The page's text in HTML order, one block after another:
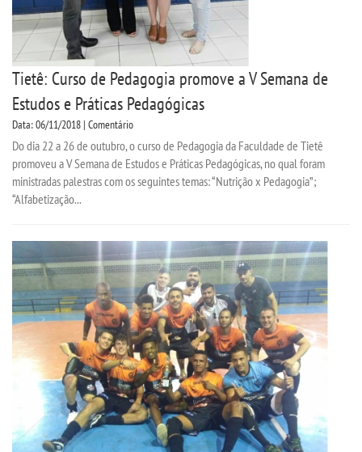
Tietê: Curso de Pedagogia promove a V Semana de
Estudos e Práticas Pedagógicas
Data: 06/11/2018 | Comentário
Do dia 22 a 26 de outubro, o curso de Pedagogia da Faculdade de Tietê
promoveu a V Semana de Estudos e Práticas Pedagógicas, no qual foram
ministradas palestras com os seguintes temas: “Nutrição x Pedagogia”;
“Alfabetização...